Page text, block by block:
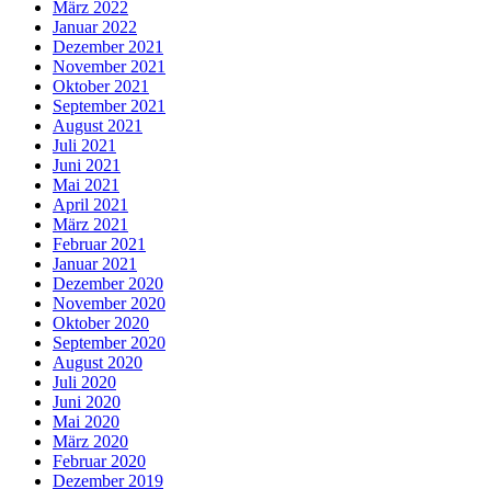
März 2022
Januar 2022
Dezember 2021
November 2021
Oktober 2021
September 2021
August 2021
Juli 2021
Juni 2021
Mai 2021
April 2021
März 2021
Februar 2021
Januar 2021
Dezember 2020
November 2020
Oktober 2020
September 2020
August 2020
Juli 2020
Juni 2020
Mai 2020
März 2020
Februar 2020
Dezember 2019